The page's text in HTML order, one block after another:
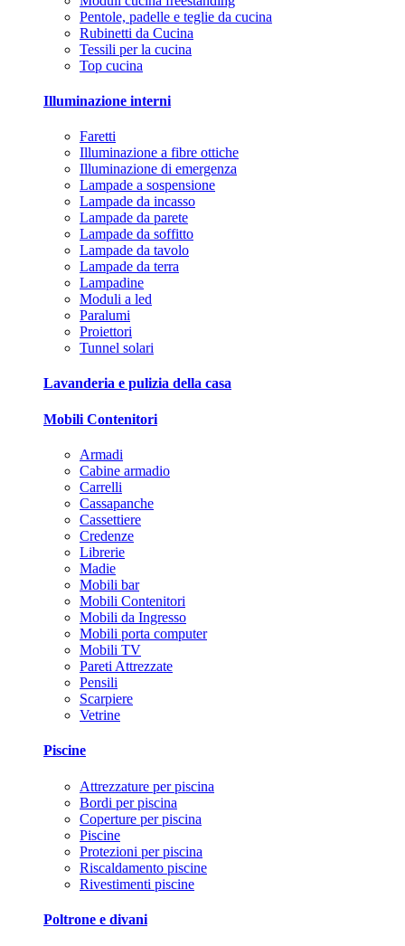
Pentole, padelle e teglie da cucina
Rubinetti da Cucina
Tessili per la cucina
Top cucina
Illuminazione interni
Faretti
Illuminazione a fibre ottiche
Illuminazione di emergenza
Lampade a sospensione
Lampade da incasso
Lampade da parete
Lampade da soffitto
Lampade da tavolo
Lampade da terra
Lampadine
Moduli a led
Paralumi
Proiettori
Tunnel solari
Lavanderia e pulizia della casa
Mobili Contenitori
Armadi
Cabine armadio
Carrelli
Cassapanche
Cassettiere
Credenze
Librerie
Madie
Mobili bar
Mobili Contenitori
Mobili da Ingresso
Mobili porta computer
Mobili TV
Pareti Attrezzate
Pensili
Scarpiere
Vetrine
Piscine
Attrezzature per piscina
Bordi per piscina
Coperture per piscina
Piscine
Protezioni per piscina
Riscaldamento piscine
Rivestimenti piscine
Poltrone e divani